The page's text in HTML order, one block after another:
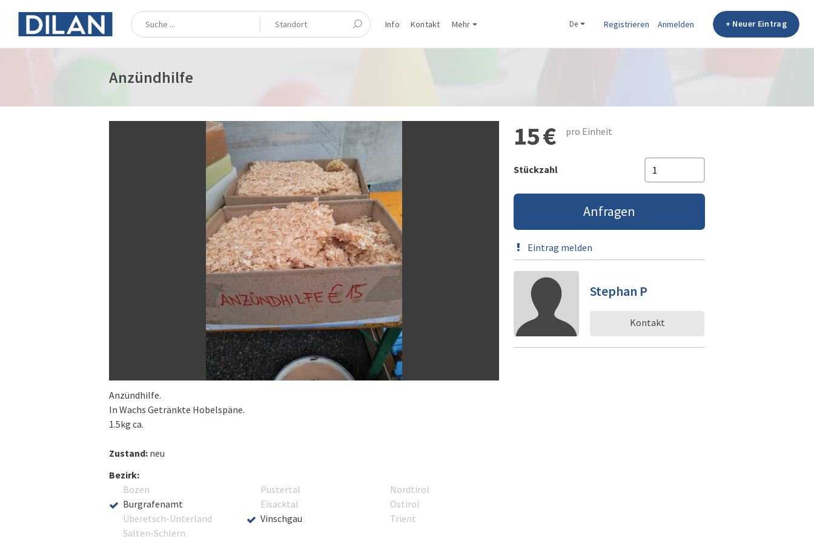
Info Kontakt Mehr de Registrieren Anmelden + Neuer Eintrag
Anzündhilfe
Anzündhilfe.
In Wachs Getränkte Hobelspäne.
1.5kg ca.
Zustand: neu
Bezirk:
Bozen
Burgrafenamt
Überetsch-Unterland
Salten-Schlern
Pustertal
Eisacktal
Vinschgau
Nordtirol
Ostirol
Trient
15 € pro Einheit
Stückzahl
Anfragen
Eintrag melden
Stephan P
Kontakt